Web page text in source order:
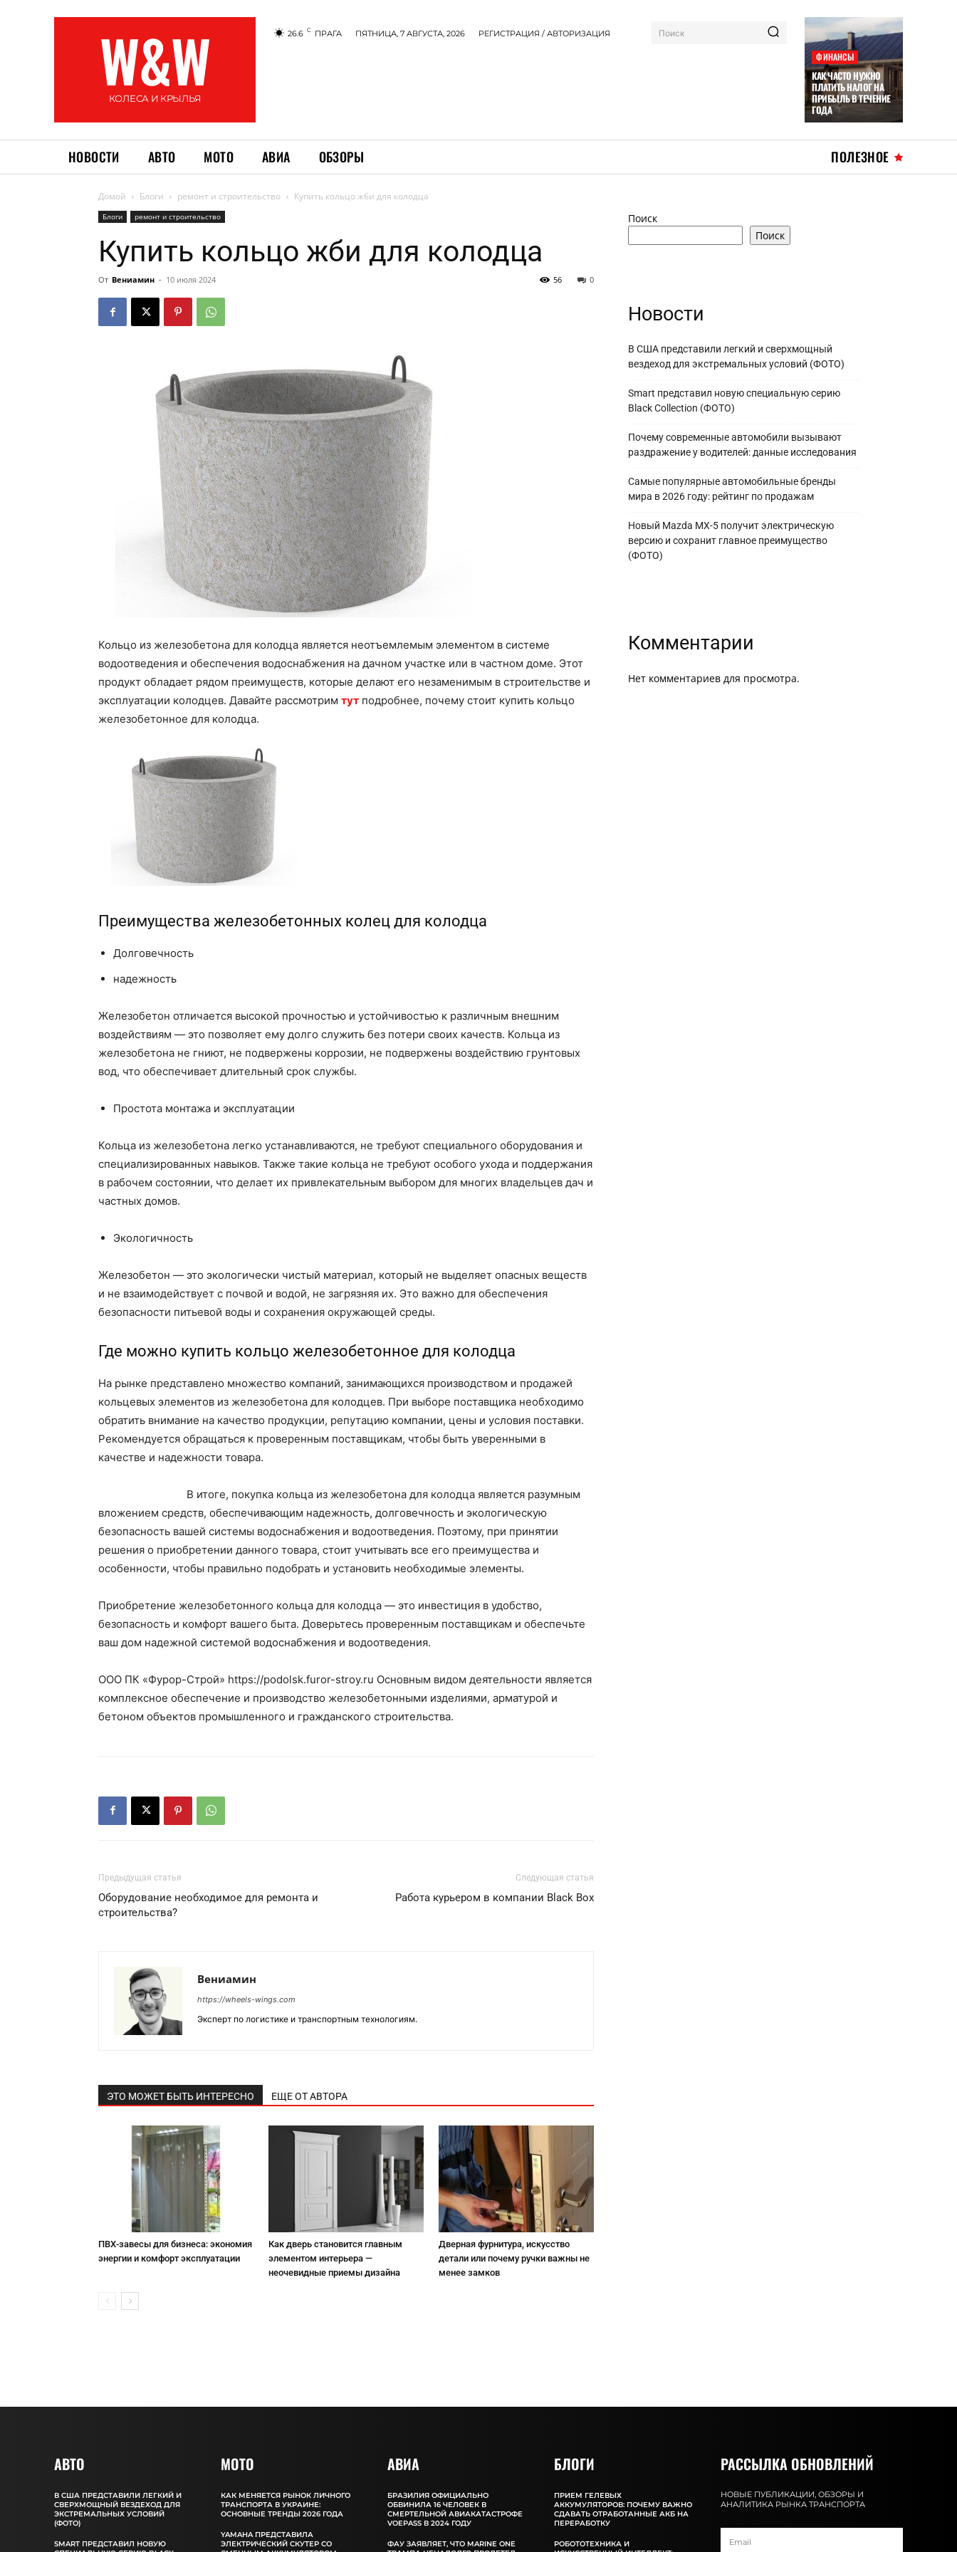
W&W
КОЛЕСА И КРЫЛЬЯ
26.6 C ПРАГА ПЯТНИЦА, 7 АВГУСТА, 2026 РЕГИСТРАЦИЯ / АВТОРИЗАЦИЯ Поиск
ФИНАНСЫ
КАК ЧАСТО НУЖНО
ПЛАТИТЬ НАЛОГ НА
ПРИБЫЛЬ В ТЕЧЕНИЕ
ГОДА
НОВОСТИ АВТО МОТО АВИА ОБЗОРЫ ПОЛЕЗНОЕ
Домой Блоги ремонт и строительство Купить кольцо жби для колодца
Блоги ремонт и строительство
Купить кольцо жби для колодца
От Вениамин - 10 июля 2024 0
56
Кольцо из железобетона для колодца является неотъемлемым элементом в системе
водоотведения и обеспечения водоснабжения на дачном участке или в частном доме. Этот
продукт обладает рядом преимуществ, которые делают его незаменимым в строительстве и
эксплуатации колодцев. Давайте рассмотрим тут подробнее, почему стоит купить кольцо
железобетонное для колодца.
Преимущества железобетонных колец для колодца
Долговечность
надежность
Железобетон отличается высокой прочностью и устойчивостью к различным внешним
воздействиям — это позволяет ему долго служить без потери своих качеств. Кольца из
железобетона не гниют, не подвержены коррозии, не подвержены воздействию грунтовых
вод, что обеспечивает длительный срок службы.
Простота монтажа и эксплуатации
Кольца из железобетона легко устанавливаются, не требуют специального оборудования и
специализированных навыков. Также такие кольца не требуют особого ухода и поддержания
в рабочем состоянии, что делает их привлекательным выбором для многих владельцев дач и
частных домов.
Экологичность
Железобетон — это экологически чистый материал, который не выделяет опасных веществ
и не взаимодействует с почвой и водой, не загрязняя их. Это важно для обеспечения
безопасности питьевой воды и сохранения окружающей среды.
Где можно купить кольцо железобетонное для колодца
На рынке представлено множество компаний, занимающихся производством и продажей
кольцевых элементов из железобетона для колодцев. При выборе поставщика необходимо
обратить внимание на качество продукции, репутацию компании, цены и условия поставки.
Рекомендуется обращаться к проверенным поставщикам, чтобы быть уверенными в
качестве и надежности товара.
В итоге, покупка кольца из железобетона для колодца является разумным
вложением средств, обеспечивающим надежность, долговечность и экологическую
безопасность вашей системы водоснабжения и водоотведения. Поэтому, при принятии
решения о приобретении данного товара, стоит учитывать все его преимущества и
особенности, чтобы правильно подобрать и установить необходимые элементы.
Приобретение железобетонного кольца для колодца — это инвестиция в удобство,
безопасность и комфорт вашего быта. Доверьтесь проверенным поставщикам и обеспечьте
ваш дом надежной системой водоснабжения и водоотведения.
ООО ПК «Фурор-Строй» https://podolsk.furor-stroy.ru Основным видом деятельности является
комплексное обеспечение и производство железобетонными изделиями, арматурой и
бетоном объектов промышленного и гражданского строительства.
Предыдущая статья
Оборудование необходимое для ремонта и
строительства?
Следующая статья
Работа курьером в компании Black Box
Вениамин
https://wheels-wings.com
Эксперт по логистике и транспортным технологиям.
ЭТО МОЖЕТ БЫТЬ ИНТЕРЕСНО ЕЩЕ ОТ АВТОРА
ПВХ-завесы для бизнеса: экономия
энергии и комфорт эксплуатации
Как дверь становится главным
элементом интерьера —
неочевидные приемы дизайна
Дверная фурнитура, искусство
детали или почему ручки важны не
менее замков
Поиск
Поиск
Новости
В США представили легкий и сверхмощный
вездеход для экстремальных условий (ФОТО)
Smart представил новую специальную серию
Black Collection (ФОТО)
Почему современные автомобили вызывают
раздражение у водителей: данные исследования
Самые популярные автомобильные бренды
мира в 2026 году: рейтинг по продажам
Новый Mazda MX-5 получит электрическую
версию и сохранит главное преимущество
(ФОТО)
Комментарии
Нет комментариев для просмотра.
АВТО
В США ПРЕДСТАВИЛИ ЛЕГКИЙ И
СВЕРХМОЩНЫЙ ВЕЗДЕХОД ДЛЯ
ЭКСТРЕМАЛЬНЫХ УСЛОВИЙ
(ФОТО)
SMART ПРЕДСТАВИЛ НОВУЮ
MOTO
КАК МЕНЯЕТСЯ РЫНОК ЛИЧНОГО
ТРАНСПОРТА В УКРАИНЕ:
ОСНОВНЫЕ ТРЕНДЫ 2026 ГОДА
YAMAHA ПРЕДСТАВИЛА
ЭЛЕКТРИЧЕСКИЙ СКУТЕР СО
АВИА
БРАЗИЛИЯ ОФИЦИАЛЬНО
ОБВИНИЛА 16 ЧЕЛОВЕК В
СМЕРТЕЛЬНОЙ АВИАКАТАСТРОФЕ
VOEPASS В 2024 ГОДУ
ФАУ ЗАЯВЛЯЕТ, ЧТО MARINE ONE
БЛОГИ
ПРИЕМ ГЕЛЕВЫХ
АККУМУЛЯТОРОВ: ПОЧЕМУ ВАЖНО
СДАВАТЬ ОТРАБОТАННЫЕ АКБ НА
ПЕРЕРАБОТКУ
РОБОТОТЕХНИКА И
РАССЫЛКА ОБНОВЛЕНИЙ
НОВЫЕ ПУБЛИКАЦИИ, ОБЗОРЫ И
АНАЛИТИКА РЫНКА ТРАНСПОРТА